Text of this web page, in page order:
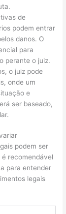
de
podem entrar
danos. O
para
perante o juiz.
o juiz pode
onde um
e
ser baseado,
podem ser
recomendável
para entender
legais